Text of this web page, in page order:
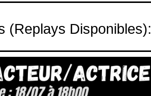
(replays Disponibles):